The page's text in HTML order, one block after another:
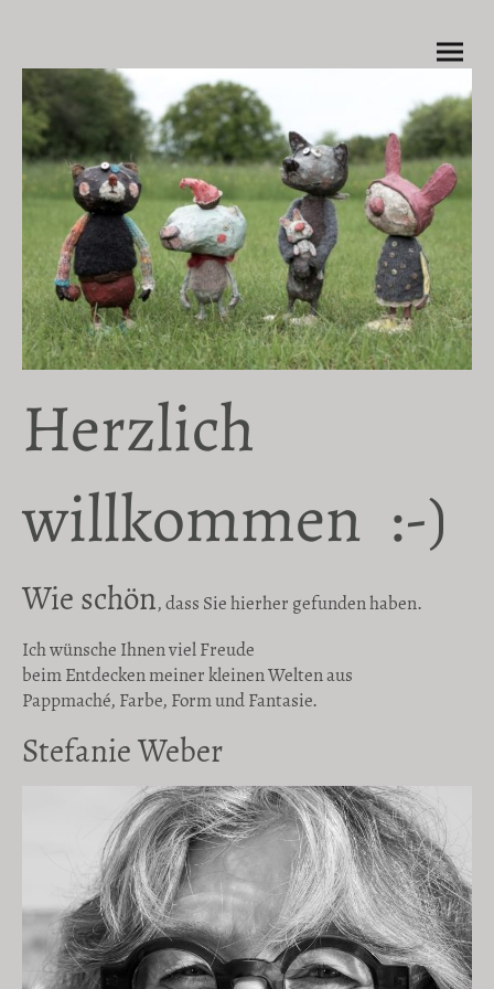
Herzlich
willkommen :-)
Wie schön,dass Sie hierher gefunden haben.
Ich wünsche Ihnen viel Freude
beim Entdecken meiner kleinen Welten aus
Pappmaché, Farbe, Form und Fantasie.
Stefanie Weber